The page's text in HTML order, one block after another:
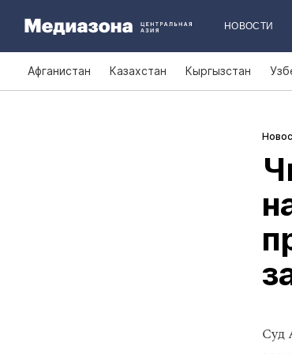
НОВОСТИ
Афганистан Казахстан Кыргызстан
Суд